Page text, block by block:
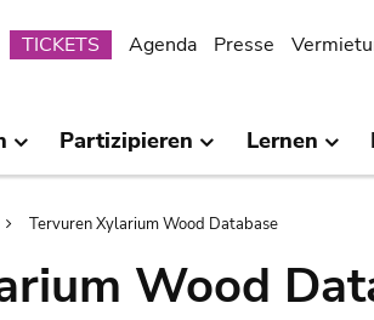
Submenu
TICKETS Agenda Presse
Partizipieren Lernen
Tervuren Xylarium Wood Database
Wood